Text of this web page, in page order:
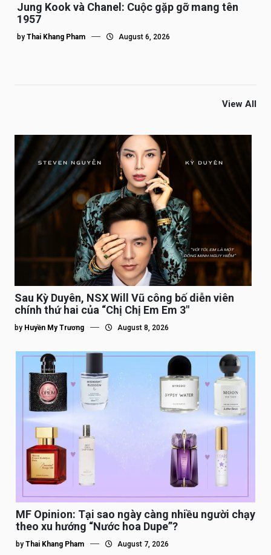
Jung Kook và Chanel: Cuộc gặp gỡ mang tên
1957
by Thai Khang Pham August 6, 2026
View All
Sau Kỳ Duyên, NSX Will Vũ công bố diễn viên
chính thứ hai của “Chị Chị Em Em 3″
by Huyền My Trương August 8, 2026
MF Opinion: Tại sao ngày càng nhiều người chạy
theo xu hướng “Nước hoa Dupe”?
by Thai Khang Pham August 7, 2026